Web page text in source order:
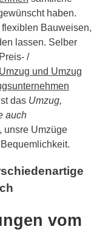
haben.
Bauweisen,
lassen. Selber
/
Umzug und Umzug
das Umzug,
auch
unsre Umzüge
vom